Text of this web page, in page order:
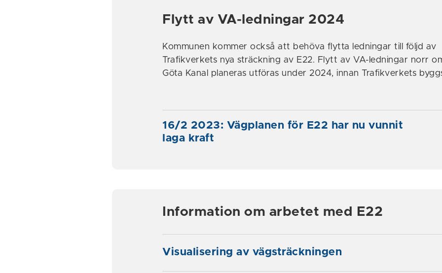
Flytt av VA-ledningar 2024
Kommunen kommer också att behöva flytta ledningar till följd av
Trafikverkets nya sträckning av E22. Flytt av VA-ledningar norr
Göta Kanal planeras utföras under 2024, innan Trafikverkets
16/2 2023: Vägplanen för E22 har nu vunnit
laga kraft
Information om arbetet med E22
Visualisering av vägsträckningen